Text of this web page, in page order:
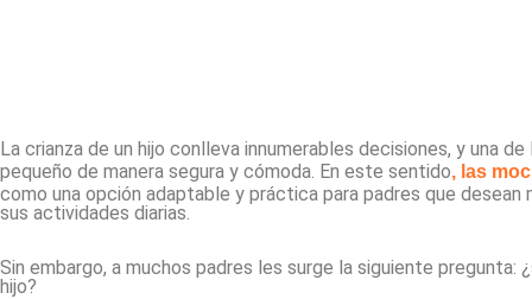
La crianza de un hijo conlleva innumerables decisiones, y una
pequeño de manera segura y cómoda. En este sentido, las
como una opción adaptable y práctica para padres que desean
sus actividades diarias.
Sin embargo, a muchos padres les surge la siguiente pregunta:
hijo?